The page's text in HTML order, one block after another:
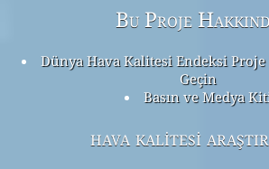
Bu Proje
Dünya Hava Kalitesi Endeksi
Geçin
Basın ve Medya
hava kalitesi